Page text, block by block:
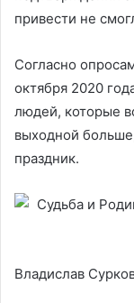
привести не
Согласно
октября 2020
людей, которые
выходной
праздник.
Владислав